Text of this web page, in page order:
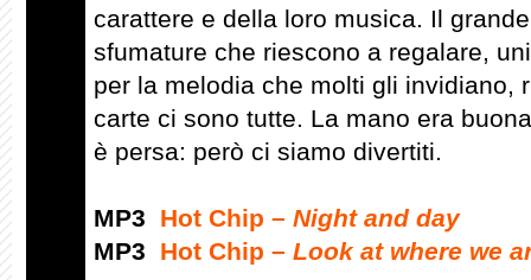
carattere e della loro musica. Il
sfumature che riescono a regalare,
per la melodia che molti gli invidiano,
carte ci sono tutte. La mano era
è persa: però ci siamo divertiti.
MP3 Hot Chip – Night and day
MP3
Hot Chip – Look at where we